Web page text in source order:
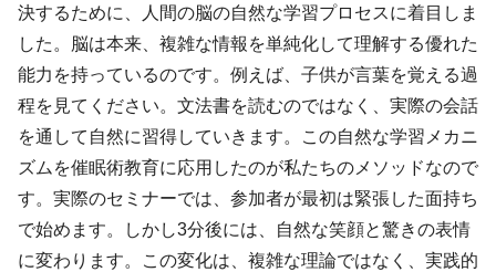
決するために、人間の脳の自然な学習プロセスに着目しま
した。脳は本来、複雑な情報を単純化して理解する優れた
能力を持っているのです。例えば、子供が言葉を覚える過
程を見てください。文法書を読むのではなく、実際の会話
を通して自然に習得していきます。この自然な学習メカニ
ズムを催眠術教育に応用したのが私たちのメソッドなので
す。実際のセミナーでは、参加者が最初は緊張した面持ち
で始めます。しかし3分後には、自然な笑顔と驚きの表情
に変わります。この変化は、複雑な理論ではなく、実践的